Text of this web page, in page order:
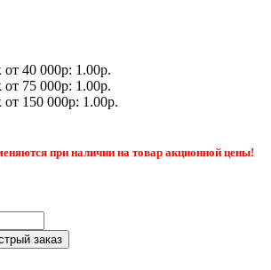
40 000р: 1.00р.
75 000р: 1.00р.
150 000р: 1.00р.
при наличии на товар акционной цены!
заказ